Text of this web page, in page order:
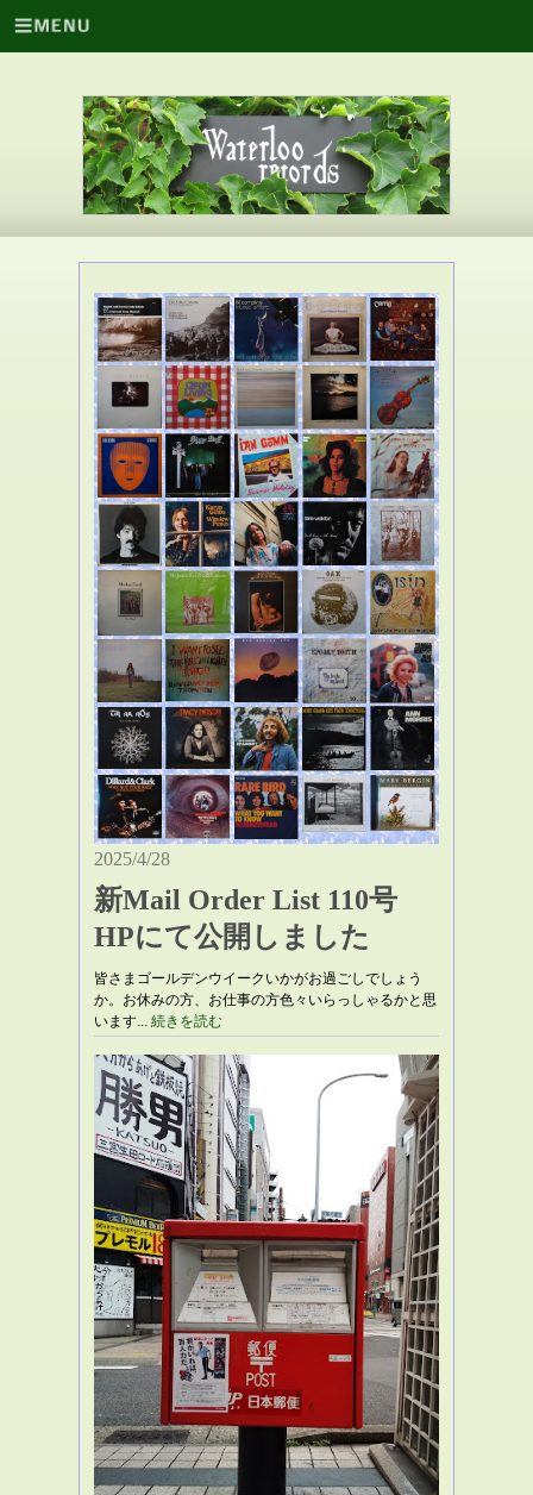
2025/4/28
新Mail Order List 110号
HPにて公開しました
皆さまゴールデンウイークいかがお過ごしでしょう
か。お休みの方、お仕事の方色々いらっしゃるかと思
います... 続きを読む